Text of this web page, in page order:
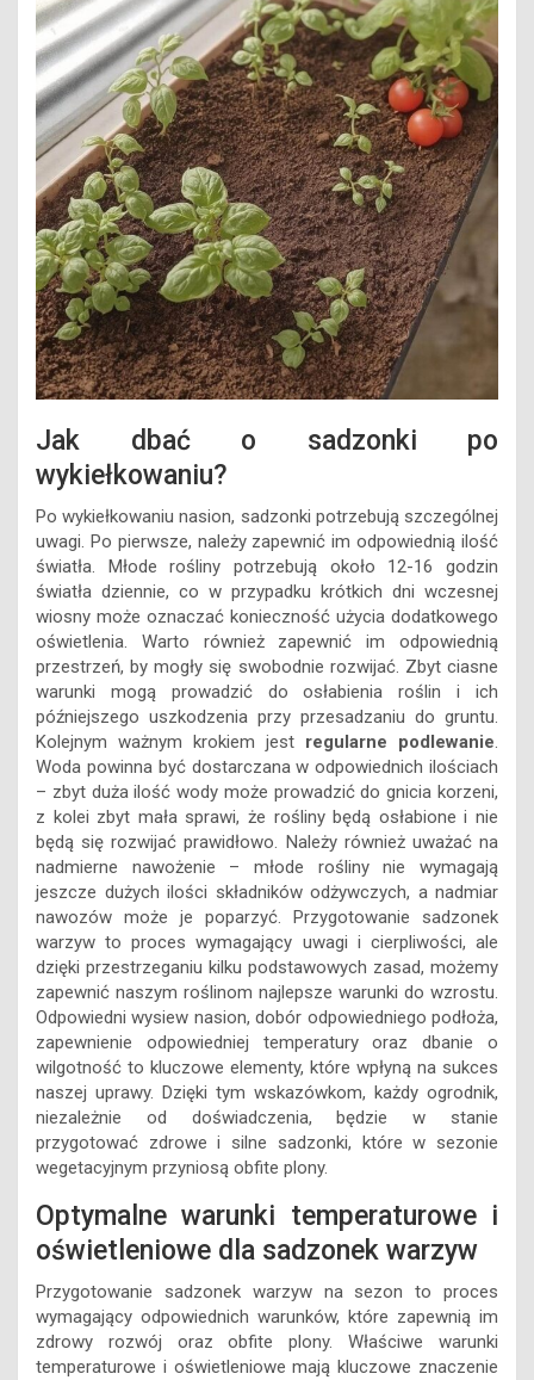
Jak dbać o sadzonki po
wykiełkowaniu?
Po wykiełkowaniu nasion, sadzonki potrzebują szczególnej
uwagi. Po pierwsze, należy zapewnić im odpowiednią ilość
światła. Młode rośliny potrzebują około 12-16 godzin
światła dziennie, co w przypadku krótkich dni wczesnej
wiosny może oznaczać konieczność użycia dodatkowego
oświetlenia. Warto również zapewnić im odpowiednią
przestrzeń, by mogły się swobodnie rozwijać. Zbyt ciasne
warunki mogą prowadzić do osłabienia roślin i ich
późniejszego uszkodzenia przy przesadzaniu do gruntu.
Kolejnym ważnym krokiem jest regularne podlewanie.
Woda powinna być dostarczana w odpowiednich ilościach
– zbyt duża ilość wody może prowadzić do gnicia korzeni,
z kolei zbyt mała sprawi, że rośliny będą osłabione i nie
będą się rozwijać prawidłowo. Należy również uważać na
nadmierne nawożenie – młode rośliny nie wymagają
jeszcze dużych ilości składników odżywczych, a nadmiar
nawozów może je poparzyć. Przygotowanie sadzonek
warzyw to proces wymagający uwagi i cierpliwości, ale
dzięki przestrzeganiu kilku podstawowych zasad, możemy
zapewnić naszym roślinom najlepsze warunki do wzrostu.
Odpowiedni wysiew nasion, dobór odpowiedniego podłoża,
zapewnienie odpowiedniej temperatury oraz dbanie o
wilgotność to kluczowe elementy, które wpłyną na sukces
naszej uprawy. Dzięki tym wskazówkom, każdy ogrodnik,
niezależnie od doświadczenia, będzie w stanie
przygotować zdrowe i silne sadzonki, które w sezonie
wegetacyjnym przyniosą obfite plony.
Optymalne warunki temperaturowe i
oświetleniowe dla sadzonek warzyw
Przygotowanie sadzonek warzyw na sezon to proces
wymagający odpowiednich warunków, które zapewnią im
zdrowy rozwój oraz obfite plony. Właściwe warunki
temperaturowe i oświetleniowe mają kluczowe znaczenie